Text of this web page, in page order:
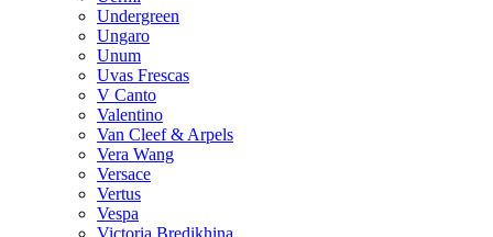
Undergreen
Ungaro
Unum
Uvas Frescas
V Canto
Valentino
Van Cleef & Arpels
Vera Wang
Versace
Vertus
Vespa
Victoria Bredikhina